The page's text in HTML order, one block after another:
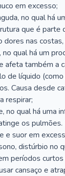
em excesso;
no qual há
que é parte
dores nas
no qual há um
afeta também a
de líquido
Causa desde
respirar;
no qual há uma
os
e suor em
distúrbio no
períodos
cansaço e